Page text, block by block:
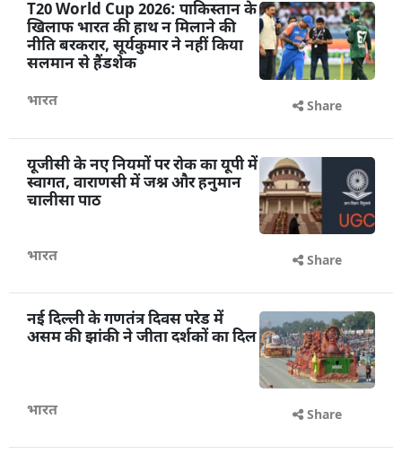
T20 World Cup 2026: पाकिस्तान के
खिलाफ भारत की हाथ न मिलाने की
नीति बरकरार, सूर्यकुमार ने नहीं किया
सलमान से हैंडशेक
भारत Share
यूजीसी के नए नियमों पर रोक का यूपी में
स्वागत, वाराणसी में जश्न और हनुमान
चालीसा पाठ
भारत Share
नई दिल्ली के गणतंत्र दिवस परेड में
असम की झांकी ने जीता दर्शकों का दिल
भारत Share